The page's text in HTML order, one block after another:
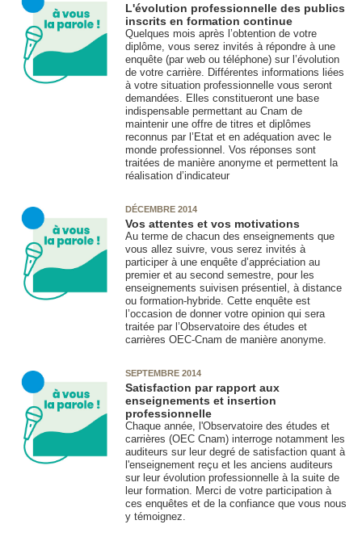
L'évolution professionnelle des publics
inscrits en formation continue
Quelques mois après l’obtention de votre
diplôme, vous serez invités à répondre à une
enquête (par web ou téléphone) sur l’évolution
de votre carrière. Différentes informations liées
à votre situation professionnelle vous seront
demandées. Elles constitueront une base
indispensable permettant au Cnam de
maintenir une offre de titres et diplômes
reconnus par l’Etat et en adéquation avec le
monde professionnel. Vos réponses sont
traitées de manière anonyme et permettent la
réalisation d’indicateur
DÉCEMBRE 2014
Vos attentes et vos motivations
Au terme de chacun des enseignements que
vous allez suivre, vous serez invités à
participer à une enquête d’appréciation au
premier et au second semestre, pour les
enseignements suivisen présentiel, à distance
ou formation-hybride. Cette enquête est
l’occasion de donner votre opinion qui sera
traitée par l’Observatoire des études et
carrières OEC-Cnam de manière anonyme.
SEPTEMBRE 2014
Satisfaction par rapport aux
enseignements et insertion
professionnelle
Chaque année, l'Observatoire des études et
carrières (OEC Cnam) interroge notamment les
auditeurs sur leur degré de satisfaction quant à
l'enseignement reçu et les anciens auditeurs
sur leur évolution professionnelle à la suite de
leur formation. Merci de votre participation à
ces enquêtes et de la confiance que vous nous
y témoignez.